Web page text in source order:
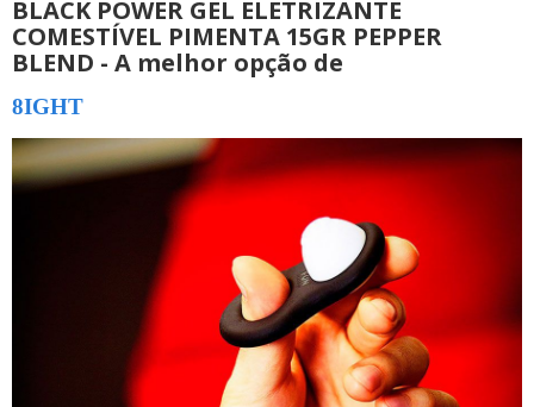
BLACK POWER GEL ELETRIZANTE
COMESTÍVEL PIMENTA 15GR PEPPER
BLEND - A melhor opção de
8IGHT